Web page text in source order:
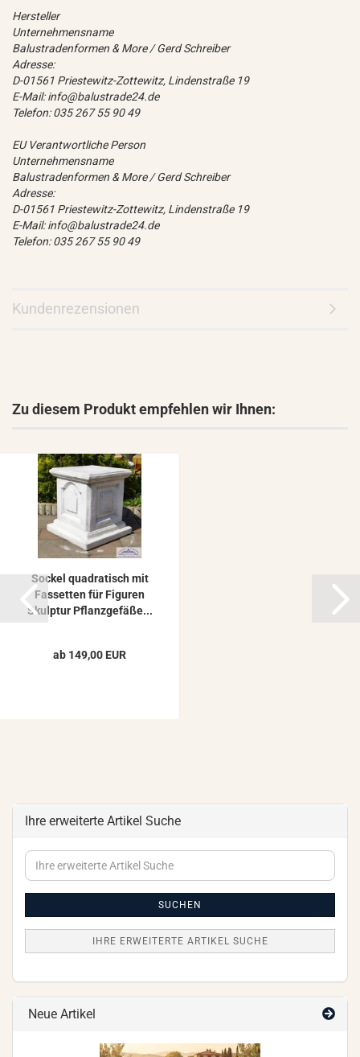
Hersteller
Unternehmensname
Balustradenformen & More / Gerd Schreiber
Adresse:
D-01561 Priestewitz-Zottewitz, Lindenstraße 19
E-Mail: info@balustrade24.de
Telefon: 035 267 55 90 49
EU Verantwortliche Person
Unternehmensname
Balustradenformen & More / Gerd Schreiber
Adresse:
D-01561 Priestewitz-Zottewitz, Lindenstraße 19
E-Mail: info@balustrade24.de
Telefon: 035 267 55 90 49
Kundenrezensionen
Zu diesem Produkt empfehlen wir Ihnen:
So­ckel qua­dra­tisch mit
Fas­set­ten für Fi­gu­ren
Skulp­tur Pflanz­ge­fä­ße...
ab 149,00 EUR
Ihre erweiterte Artikel Suche
Ihre
erweiterte
SUCHEN
IHRE ERWEITERTE ARTIKEL SUCHE
Neue Artikel